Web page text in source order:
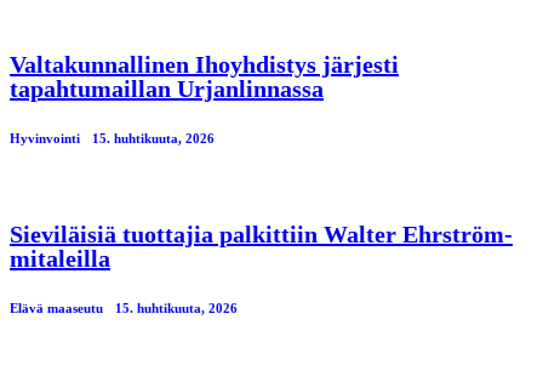
Valtakunnallinen Ihoyhdistys järjesti
tapahtumaillan Urjanlinnassa
Hyvinvointi 15. huhtikuuta, 2026
Sieviläisiä tuottajia palkittiin Walter Ehrström-
mitaleilla
Elävä maaseutu 15. huhtikuuta, 2026